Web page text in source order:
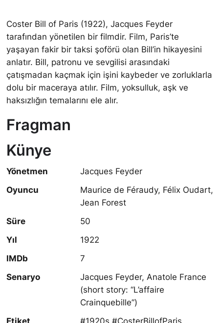
Coster Bill of Paris (1922), Jacques Feyder
tarafından yönetilen bir filmdir. Film, Paris’te
yaşayan fakir bir taksi şoförü olan Bill’in hikayesini
anlatır. Bill, patronu ve sevgilisi arasındaki
çatışmadan kaçmak için işini kaybeder ve zorluklarla
dolu bir maceraya atılır. Film, yoksulluk, aşk ve
haksızlığın temalarını ele alır.
Fragman
Künye
Yönetmen
Jacques Feyder
Oyuncu
Maurice de Féraudy, Félix Oudart,
Jean Forest
Süre
50
Yıl
1922
IMDb
7
Senaryo
Jacques Feyder, Anatole France
(short story: “L’affaire
Crainquebille”)
Etiket
#1920s #CosterBillofParis